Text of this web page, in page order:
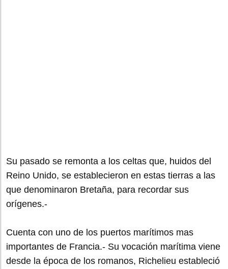
Su pasado se remonta a los celtas que, huidos del
Reino Unido, se establecieron en estas tierras a las
que denominaron Bretaña, para recordar sus
orígenes.-
Cuenta con uno de los puertos marítimos mas
importantes de Francia.- Su vocación marítima viene
desde la época de los romanos, Richelieu estableció